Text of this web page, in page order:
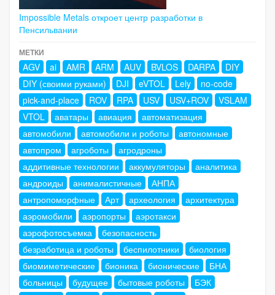
Impossible Metals откроет центр разработки в
Пенсильвании
МЕТКИ
AGV ai AMR ARM AUV BVLOS DARPA
DIY
DIY (своими руками)
DJI eVTOL Lely
no-code
pick-and-place
ROV RPA USV USV+ROV
VSLAM
VTOL
аватары авиация
автоматизация
автомобили
автомобили и роботы
автономные
автопром
агроботы
агродроны
аддитивные технологии
аккумуляторы
аналитика
андроиды
анималистичные
АНПА
антропоморфные
Арт археология
архитектура
аэромобили
аэропорты
аэротакси
аэрофотосъемка
безопасность
безработица и роботы
беспилотники
биология
биомиметические
бионика бионические
БНА
больницы
будущее бытовые роботы
БЭК